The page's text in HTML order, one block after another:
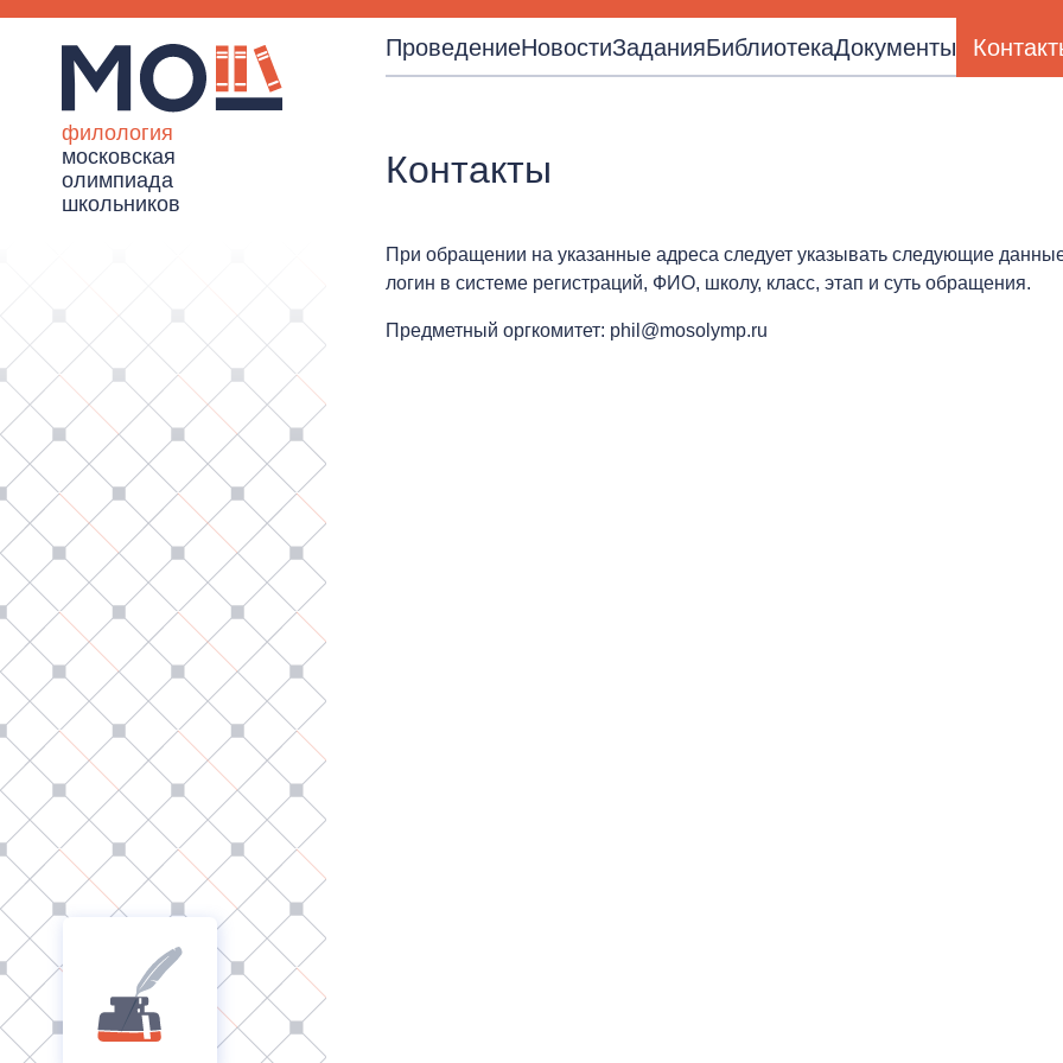
филология
московская
олимпиада
школьников
ПроведениеНовостиЗаданияБиблиотекаДокументы
Контакты
При обращении на указанные адреса следует указывать следующие
логин в системе регистраций, ФИО, школу, класс, этап и суть обращения.
Предметный оргкомитет: phil@mosolymp.ru